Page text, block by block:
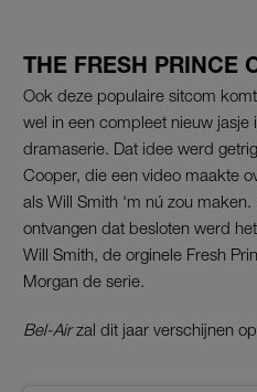
THE FRESH PRINCE
Ook deze populaire sitcom
wel in een compleet nieuw jasje
dramaserie. Dat idee werd
Cooper, die een video maakte
als Will Smith ‘m nú zou
ontvangen dat besloten werd
Will Smith, de orginele Fresh
Morgan de serie.
Bel-Airzal dit jaar verschijnen